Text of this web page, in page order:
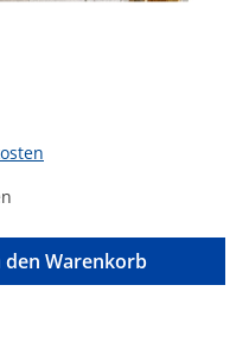
gewünschten
den Warenkorb